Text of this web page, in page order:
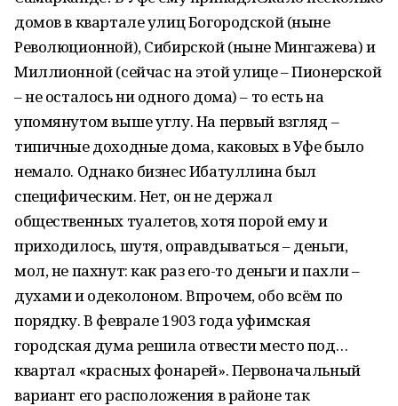
домов в квартале улиц Богородской (ныне
Революционной), Сибирской (ныне Мингажева) и
Миллионной (сейчас на этой улице – Пионерской
– не осталось ни одного дома) – то есть на
упомянутом выше углу. На первый взгляд –
типичные доходные дома, каковых в Уфе было
немало. Однако бизнес Ибатуллина был
специфическим. Нет, он не держал
общественных туалетов, хотя порой ему и
приходилось, шутя, оправдываться – деньги,
мол, не пахнут: как раз его-то деньги и пахли –
духами и одеколоном. Впрочем, обо всём по
порядку. В феврале 1903 года уфимская
городская дума решила отвести место под…
квартал «красных фонарей». Первоначальный
вариант его расположения в районе так